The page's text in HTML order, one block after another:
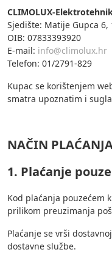
CLIMOLUX-
Sjedište: Matije Gupca 6,
OIB: 07833393920
E-mail: info@climolux.hr
Telefon: 01/2791-829
Kupac se korištenjem
smatra upoznatim i
NAČIN
1. Plaćanje
Kod plaćanja pouzećem
prilikom preuzimanja
Plaćanje se vrši
dostavne službe.